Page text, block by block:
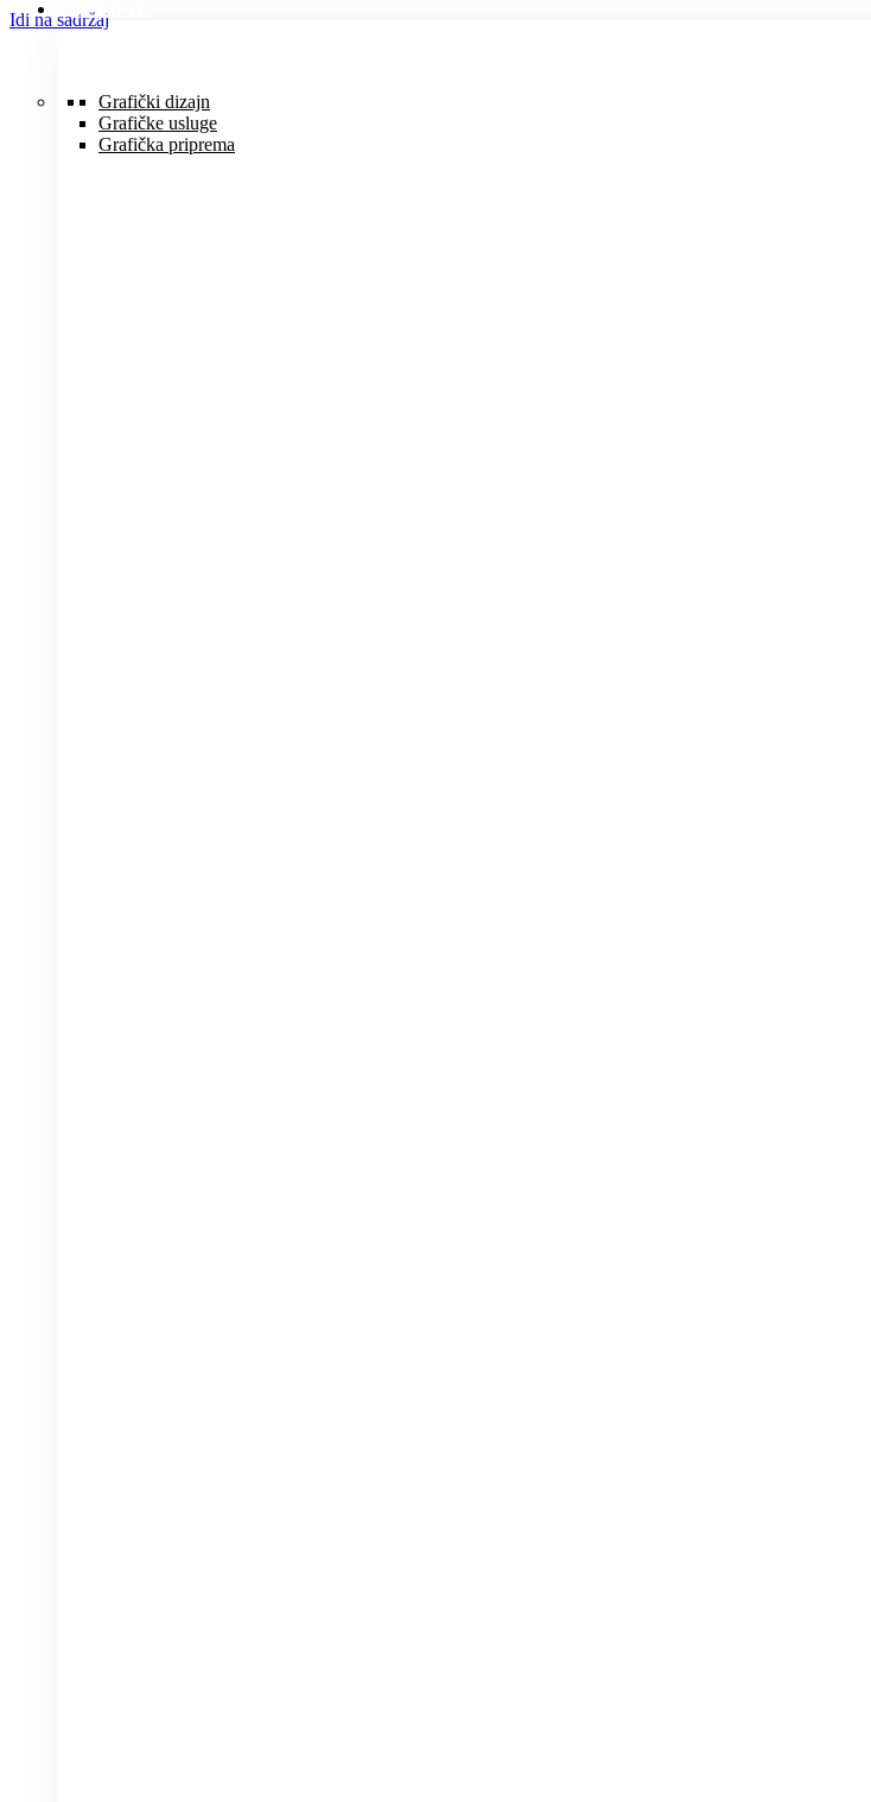
Idi na sadržajUSLUGE
Grafički dizajn
Grafičke usluge
Grafička priprema